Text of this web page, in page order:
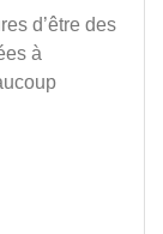
d’être des
à